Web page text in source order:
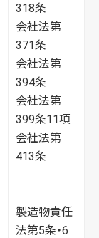
318条
会社法第
371条
会社法第
394条
会社法第
399条11項
会社法第
413条
製造物責任
法第5条・6